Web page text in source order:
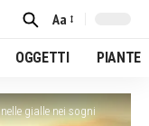
Font
Resizer
Aa
OGGETTI PIANTE
gialle nei sogni